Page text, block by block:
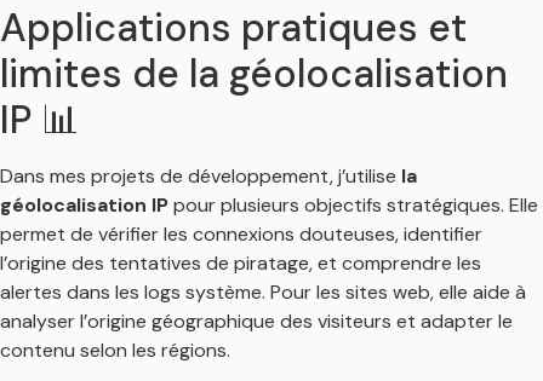
Applications pratiques et
limites de la géolocalisation
IP 📊
Dans mes projets de développement, j’utilise la
géolocalisation IPpour plusieurs objectifs stratégiques. Elle
permet de vérifier les connexions douteuses, identifier
l’origine des tentatives de piratage, et comprendre les
alertes dans les logs système. Pour les sites web, elle aide à
analyser l’origine géographique des visiteurs et adapter le
contenu selon les régions.